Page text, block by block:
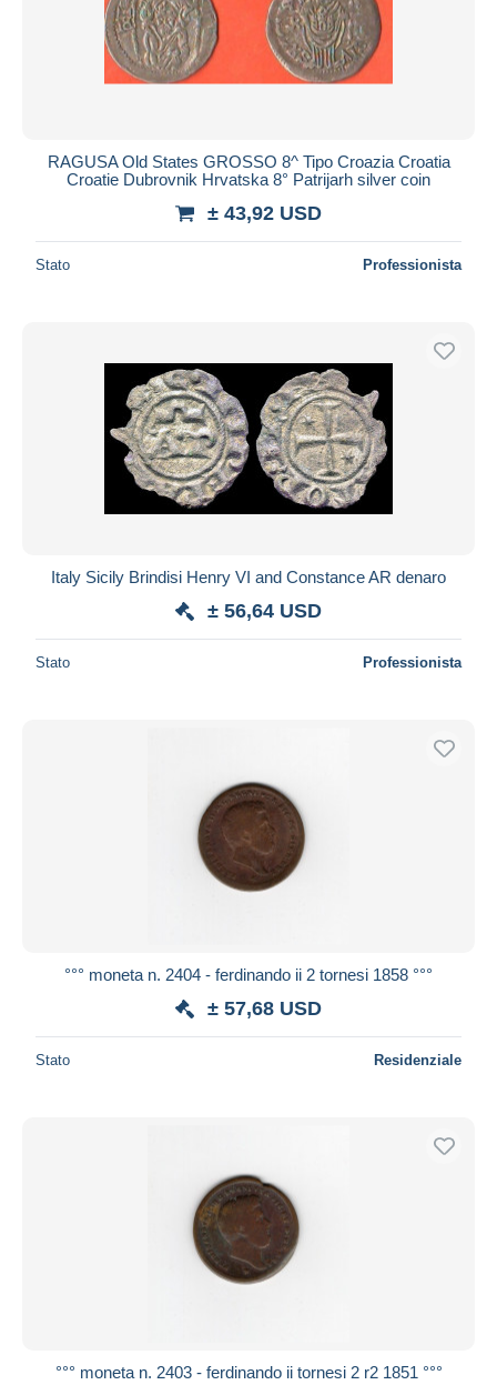
RAGUSA Old States GROSSO 8^ Tipo Croazia Croatia
Croatie Dubrovnik Hrvatska 8° Patrijarh silver coin
± 43,92 USD
Stato Professionista
Italy Sicily Brindisi Henry VI and Constance AR denaro
± 56,64 USD
Stato Professionista
°°° moneta n. 2404 - ferdinando ii 2 tornesi 1858 °°°
± 57,68 USD
Stato Residenziale
°°° moneta n. 2403 - ferdinando ii tornesi 2 r2 1851 °°°